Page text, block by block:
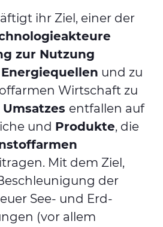
ihr Ziel, einer der
zur Nutzung
und zu
Wirtschaft zu
entfallen auf
und Produkte, die
Mit dem Ziel,
der
See- und Erd-
(vor allem